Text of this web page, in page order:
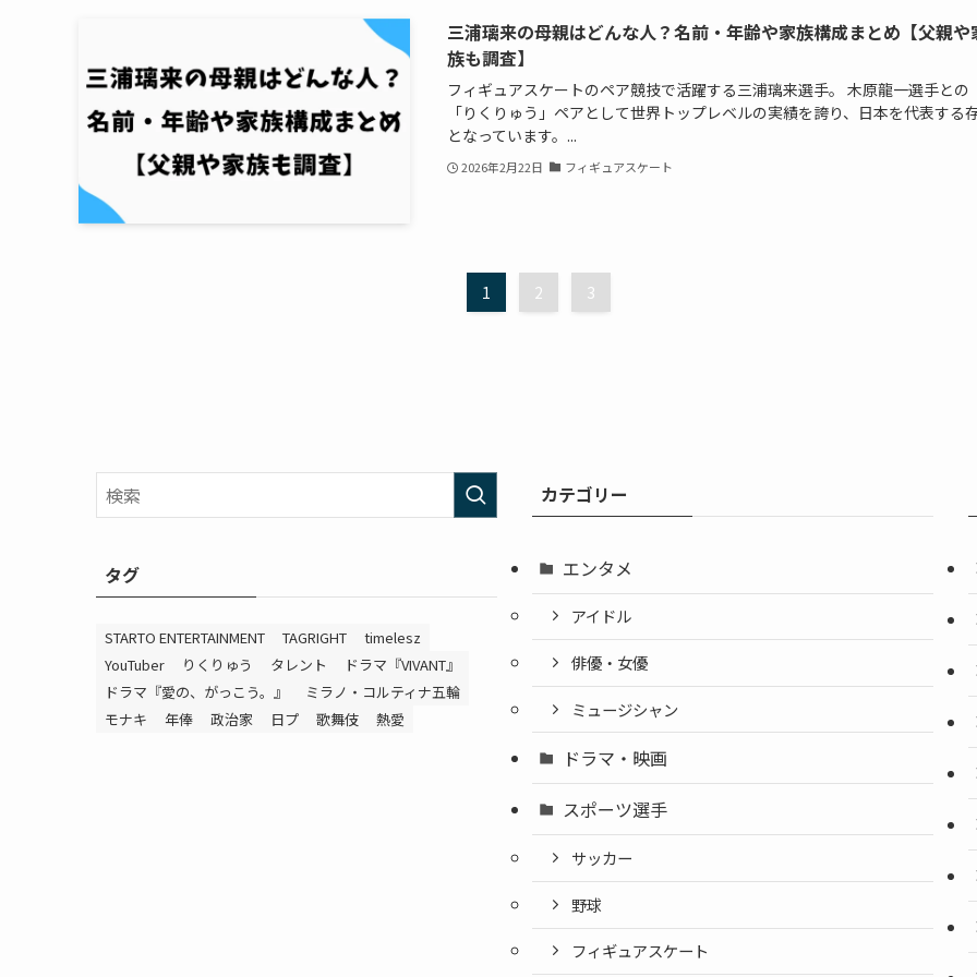
三浦璃来の母親はどんな人？名前・年齢や家族構成まとめ【父親や
族も調査】
フィギュアスケートのペア競技で活躍する三浦璃来選手。 木原龍一選手との
「りくりゅう」ペアとして世界トップレベルの実績を誇り、日本を代表する
となっています。...
2026年2月22日 フィギュアスケート
1 2 3
タグ
STARTO ENTERTAINMENT TAGRIGHT
timelesz
YouTuber
りくりゅう タレント
ドラマ『VIVANT』
ドラマ『愛の、がっこう。』
ミラノ・コルティナ五輪
モナキ
年俸 政治家 日プ 歌舞伎 熱愛
カテゴリー
エンタメ
アイドル
俳優・女優
ミュージシャン
ドラマ・映画
スポーツ選手
サッカー
野球
フィギュアスケート